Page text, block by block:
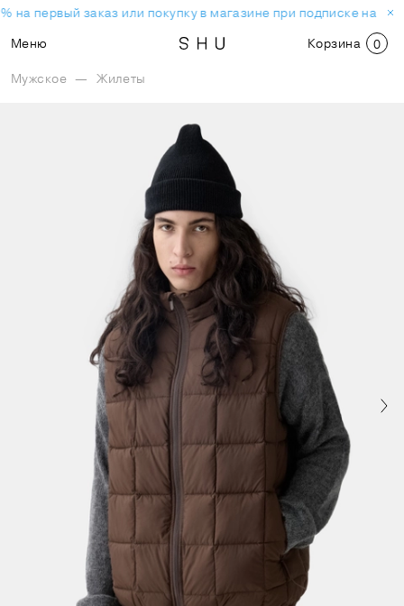
на первый заказ или покупку в магазине при подписке на
Меню
Корзина 0
Мужское — Жилеты